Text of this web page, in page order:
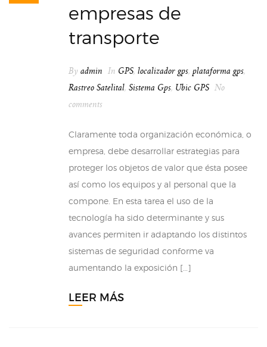
empresas de
transporte
By admin In GPS, localizador gps, plataforma gps,
Rastreo Satelital, Sistema Gps, Ubic GPS No
comments
Claramente toda organización económica, o
empresa, debe desarrollar estrategias para
proteger los objetos de valor que ésta posee
así como los equipos y al personal que la
compone. En esta tarea el uso de la
tecnología ha sido determinante y sus
avances permiten ir adaptando los distintos
sistemas de seguridad conforme va
aumentando la exposición […]
LEER MÁS